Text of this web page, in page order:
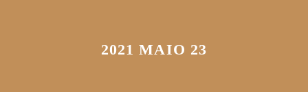
2021 MAIO 23